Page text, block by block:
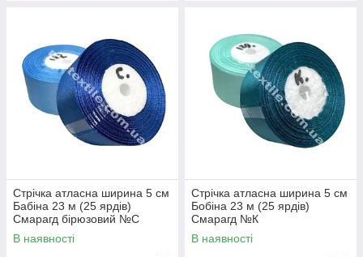
Стрічка атласна ширина 5 см
Бабіна 23 м (25 ярдів)
Смарагд бірюзовий №С
В наявності
Стрічка атласна ширина 5 см
Бобіна 23 м (25 ярдів)
Смарагд №К
В наявності